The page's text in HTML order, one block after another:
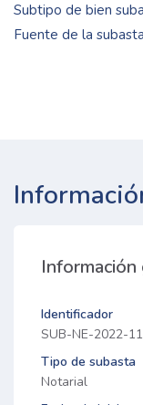
Subtipo de bien
Fuente de la
Identificador
SUB-NE-2022-
Tipo de subasta
Notarial